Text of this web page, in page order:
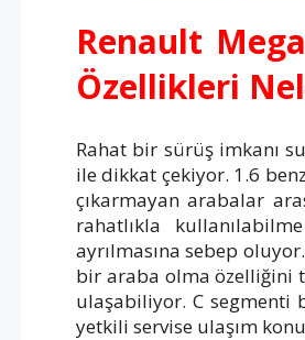
Renault
Özellikleri
Rahat bir sürüş imkanı
ile dikkat çekiyor. 1.6
çıkarmayan arabalar
rahatlıkla
ayrılmasına sebep
bir araba olma özelliğini
ulaşabiliyor. C segmenti
yetkili servise ulaşım